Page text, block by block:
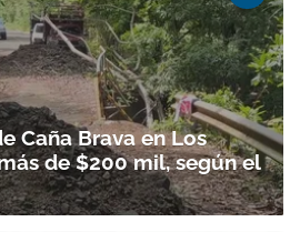
Caña Brava en Los
de $200 mil, según el